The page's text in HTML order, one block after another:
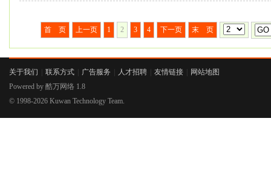
首 页 上一页 1 2 3 4 下一页 末 页
关于我们 联系方式 广告服务 人才招聘 友情链接
网站地图
Powered by 酷万网络 1.8
© 1998-2026 Kuwan Technology Team.